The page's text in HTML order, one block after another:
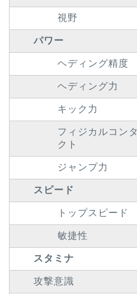
視野
パワー
ヘディング精度
ヘディング力
キック力
フィジカルコンタ
クト
ジャンプ力
スピード
トップスピード
敏捷性
スタミナ
攻撃意識